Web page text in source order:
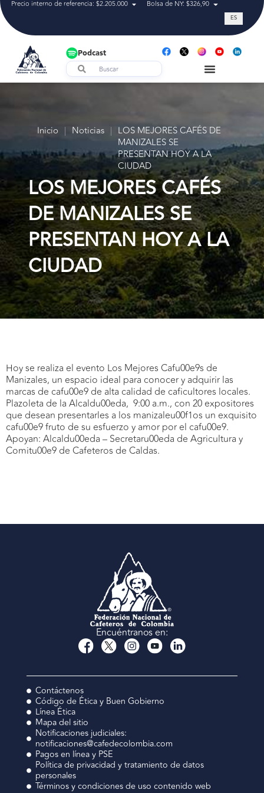
Precio interno de referencia: $2.205.000 Bolsa de NY: $326,90 Tasa de
ES
Podcast
Inicio | Noticias | LOS MEJORES CAFÉS DE
MANIZALES SE
PRESENTAN HOY A LA
CIUDAD
LOS MEJORES CAFÉS
DE MANIZALES SE
PRESENTAN HOY A LA
CIUDAD
Hoy se realiza el evento Los Mejores Cafu00e9s de
Manizales, un espacio ideal para conocer y adquirir las
marcas de cafu00e9 de alta calidad de caficultores locales.
Plazoleta de la Alcaldu00eda, 9:00 a.m., con 20 expositores
que desean presentarles a los manizaleu00f1os un exquisito
cafu00e9 fruto de su esfuerzo y amor por el cafu00e9.
Apoyan: Alcaldu00eda – Secretaru00eda de Agricultura y
Comitu00e9 de Cafeteros de Caldas.
Encuéntranos en:
Contáctenos
Código de Ética y Buen Gobierno
Línea Ética
Mapa del sitio
Notificaciones judiciales:
notificaciones@cafedecolombia.com
Pagos en línea y PSE
Política de privacidad y tratamiento de datos
personales
Términos y condiciones de uso contenido web